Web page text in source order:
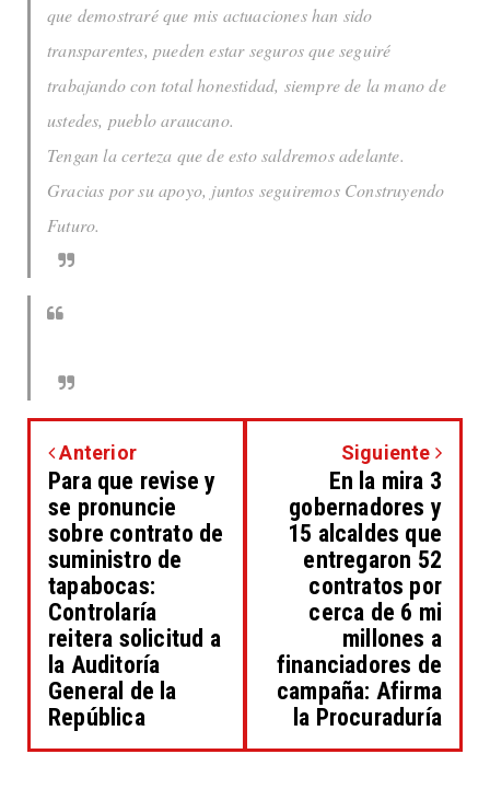
que demostraré que mis actuaciones han sido
transparentes, pueden estar seguros que seguiré
trabajando con total honestidad, siempre de la mano de
ustedes, pueblo araucano.
Tengan la certeza que de esto saldremos adelante.
Gracias por su apoyo, juntos seguiremos Construyendo
Futuro.
Anterior
Para que revise y
se pronuncie
sobre contrato de
suministro de
tapabocas:
Controlaría
reitera solicitud a
la Auditoría
General de la
República
Siguiente
En la mira 3
gobernadores y
15 alcaldes que
entregaron 52
contratos por
cerca de 6 mi
millones a
financiadores de
campaña: Afirma
la Procuraduría